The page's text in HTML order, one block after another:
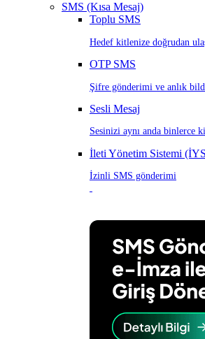
SMS (Kısa Mesaj)
Toplu SMS
Hedef kitlenize doğrudan
OTP SMS
Şifre gönderimi ve anlık
Sesli Mesaj
Sesinizi aynı anda binlerce
İleti Yönetim Sistemi
İzinli SMS gönderimi